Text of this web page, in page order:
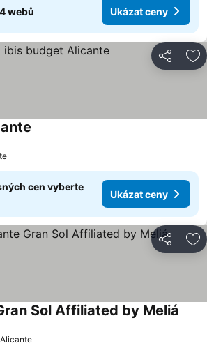
4 webů Ukázat ceny
Sdílet
cen vyberte
Ukázat ceny
Sdílet
Sol Affiliated by Meliá
Alicante